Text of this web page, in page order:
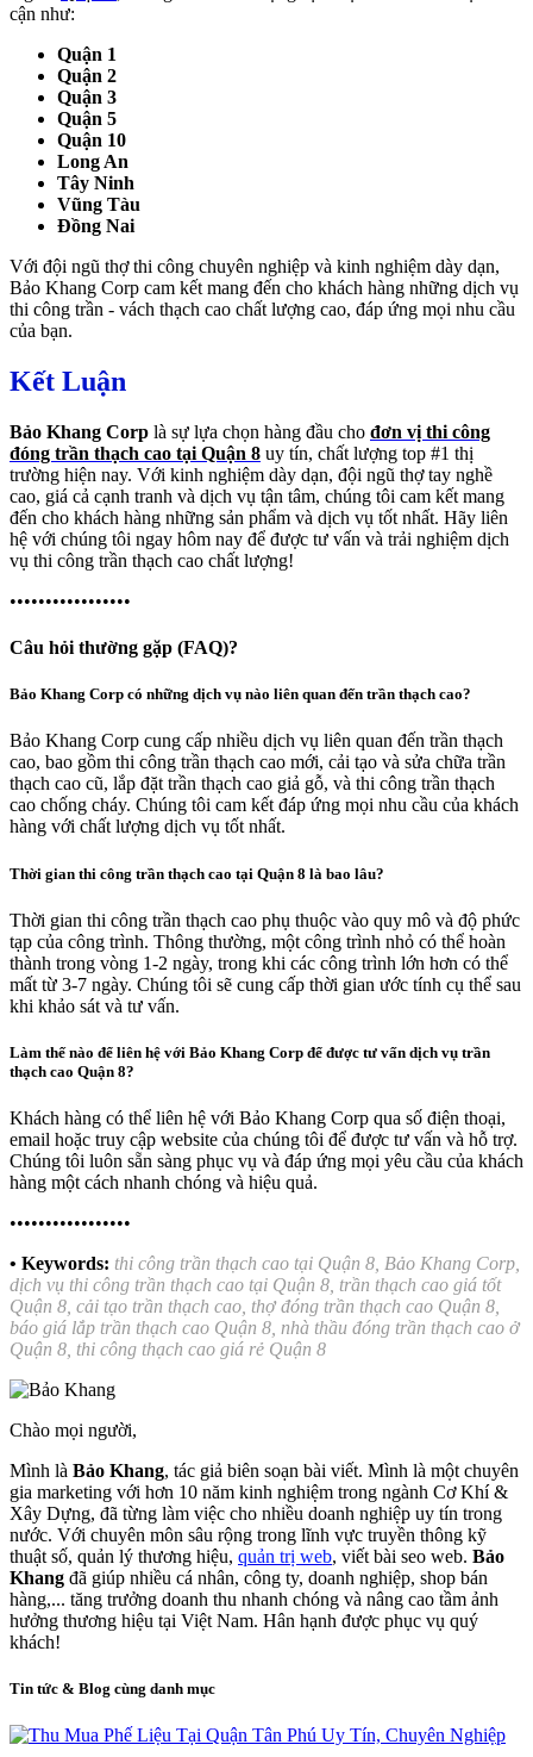
cận như:
Quận 1
Quận 2
Quận 3
Quận 5
Quận 10
Long An
Tây Ninh
Vũng Tàu
Đồng Nai
Với đội ngũ thợ thi công chuyên nghiệp và kinh nghiệm dày dạn,
Bảo Khang Corp cam kết mang đến cho khách hàng những dịch vụ
thi công trần - vách thạch cao chất lượng cao, đáp ứng mọi nhu cầu
của bạn.
Kết Luận
Bảo Khang Corp là sự lựa chọn hàng đầu cho đơn vị thi công
đóng trần thạch cao tại Quận 8 uy tín, chất lượng top #1 thị
trường hiện nay. Với kinh nghiệm dày dạn, đội ngũ thợ tay nghề
cao, giá cả cạnh tranh và dịch vụ tận tâm, chúng tôi cam kết mang
đến cho khách hàng những sản phẩm và dịch vụ tốt nhất. Hãy liên
hệ với chúng tôi ngay hôm nay để được tư vấn và trải nghiệm dịch
vụ thi công trần thạch cao chất lượng!
•••••••••••••••••
Câu hỏi thường gặp (FAQ)?
Bảo Khang Corp có những dịch vụ nào liên quan đến trần thạch cao?
Bảo Khang Corp cung cấp nhiều dịch vụ liên quan đến trần thạch
cao, bao gồm thi công trần thạch cao mới, cải tạo và sửa chữa trần
thạch cao cũ, lắp đặt trần thạch cao giả gỗ, và thi công trần thạch
cao chống cháy. Chúng tôi cam kết đáp ứng mọi nhu cầu của khách
hàng với chất lượng dịch vụ tốt nhất.
Thời gian thi công trần thạch cao tại Quận 8 là bao lâu?
Thời gian thi công trần thạch cao phụ thuộc vào quy mô và độ phức
tạp của công trình. Thông thường, một công trình nhỏ có thể hoàn
thành trong vòng 1-2 ngày, trong khi các công trình lớn hơn có thể
mất từ 3-7 ngày. Chúng tôi sẽ cung cấp thời gian ước tính cụ thể sau
khi khảo sát và tư vấn.
Làm thế nào để liên hệ với Bảo Khang Corp để được tư vấn dịch vụ trần
thạch cao Quận 8?
Khách hàng có thể liên hệ với Bảo Khang Corp qua số điện thoại,
email hoặc truy cập website của chúng tôi để được tư vấn và hỗ trợ.
Chúng tôi luôn sẵn sàng phục vụ và đáp ứng mọi yêu cầu của khách
hàng một cách nhanh chóng và hiệu quả.
•••••••••••••••••
• Keywords: thi công trần thạch cao tại Quận 8, Bảo Khang Corp,
dịch vụ thi công trần thạch cao tại Quận 8, trần thạch cao giá tốt
Quận 8, cải tạo trần thạch cao, thợ đóng trần thạch cao Quận 8,
báo giá lắp trần thạch cao Quận 8, nhà thầu đóng trần thạch cao ở
Quận 8, thi công thạch cao giá rẻ Quận 8
Chào mọi người,
Mình là Bảo Khang, tác giả biên soạn bài viết. Mình là một chuyên
gia marketing với hơn 10 năm kinh nghiệm trong ngành Cơ Khí &
Xây Dựng, đã từng làm việc cho nhiều doanh nghiệp uy tín trong
nước. Với chuyên môn sâu rộng trong lĩnh vực truyền thông kỹ
thuật số, quản lý thương hiệu, quản trị web, viết bài seo web. Bảo
Khang đã giúp nhiều cá nhân, công ty, doanh nghiệp, shop bán
hàng,... tăng trưởng doanh thu nhanh chóng và nâng cao tầm ảnh
hưởng thương hiệu tại Việt Nam. Hân hạnh được phục vụ quý
khách!
Tin tức & Blog cùng danh mục